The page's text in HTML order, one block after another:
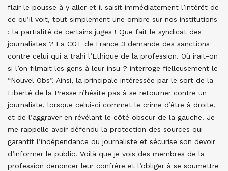
flair le pousse à y aller et il saisit immédiatement l’intérêt de
ce qu’il voit, tout simplement une ombre sur nos institutions
: la partialité de certains juges ! Que fait le syndicat des
journalistes ? La CGT de France 3 demande des sanctions
contre celui qui a trahi l’Ethique de la profession. Où irait-on
si l’on filmait les gens à leur insu ? interroge fielleusement le
“Nouvel Obs”. Ainsi, la principale intéressée par le sort de la
Liberté de la Presse n’hésite pas à se retourner contre un
journaliste, lorsque celui-ci commet le crime d’être à droite,
et de l’aggraver en révélant le côté obscur de la gauche. Je
me rappelle avoir défendu la protection des sources qui
garantit l’indépendance du journaliste et sécurise son devoir
d’informer le public. Voilà que je vois des membres de la
profession dénoncer leur confrère et l’obliger à se soumettre